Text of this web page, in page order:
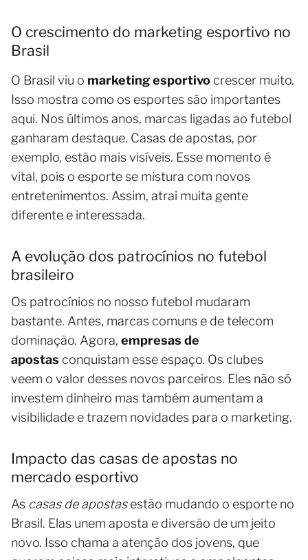
O crescimento do marketing esportivo no
Brasil
O Brasil viu o marketing esportivo crescer muito.
Isso mostra como os esportes são importantes
aqui. Nos últimos anos, marcas ligadas ao futebol
ganharam destaque. Casas de apostas, por
exemplo, estão mais visíveis. Esse momento é
vital, pois o esporte se mistura com novos
entretenimentos. Assim, atrai muita gente
diferente e interessada.
A evolução dos patrocínios no futebol
brasileiro
Os patrocínios no nosso futebol mudaram
bastante. Antes, marcas comuns e de telecom
dominação. Agora, empresas de
apostas conquistam esse espaço. Os clubes
veem o valor desses novos parceiros. Eles não só
investem dinheiro mas também aumentam a
visibilidade e trazem novidades para o marketing.
Impacto das casas de apostas no
mercado esportivo
As casas de apostasestão mudando o esporte no
Brasil. Elas unem aposta e diversão de um jeito
novo. Isso chama a atenção dos jovens, que